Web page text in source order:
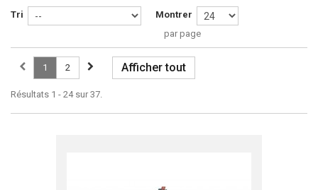
Tri
Montrer
par page
Afficher tout
1 2
Résultats 1 - 24 sur 37.